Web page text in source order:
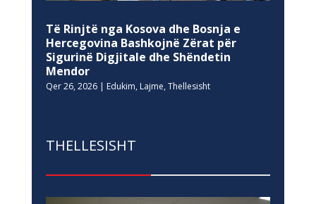
Të Rinjtë nga Kosova dhe Bosnja e
Hercegovina Bashkojnë Zërat për
Sigurinë Digjitale dhe Shëndetin
Mendor
Qer 26, 2026| Edukim, Lajme, Thellesisht
THELLESISHT